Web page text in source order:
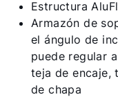
Estructura
Armazón de
el ángulo de
puede regular
teja de encaje,
de chapa